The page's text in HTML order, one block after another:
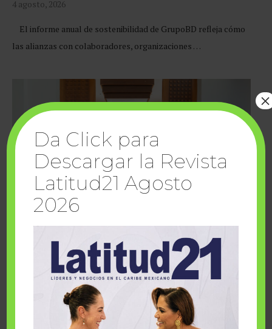
4 agosto, 2026
El informe anual de sostenibilidad de GrupoBD refleja cómo
las alianzas con colaboradores, organizaciones …
Cuando la solidaridad inspira; cumplen
sueños Fairmont Mayakoba y Make-A-Wish
Da Click para
Descargar la Revista
Latitud21 Agosto
2026
×